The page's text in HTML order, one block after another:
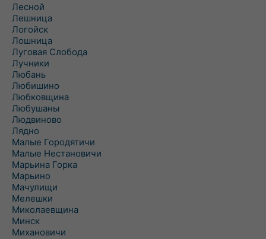
Лесной
Лешница
Логойск
Лошница
Луговая Слобода
Лучники
Любань
Любишино
Любковщина
Любушаны
Людвиново
Лядно
Малые Городятичи
Малые Нестановичи
Марьина Горка
Марьино
Мачулищи
Мелешки
Миколаевщина
Минск
Михановичи